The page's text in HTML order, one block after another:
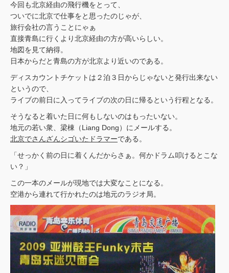
今回も北京経由の飛行機をとって、
ついでに北京で仕事をと思ったのじゃが、
旅行会社の言うことにゃぁ
直接青島に行くより北京経由の方が高いらしい。
地図を見て納得。
日本からだと青島の方が北京より近いのである。
ディスカウントチケットは２泊３日からじゃないと発行出来ない
というので、
ライブの前日に入ってライブの次の日に帰るという行程となる。
そうなると着いた日に何もしないのはもったいない。
地元の若い衆、梁棟（Liang Dong）にメールする。
北京でさんざんシゴいたドラマーである。
「せっかく前の日に着くんだからさぁ。何かドラム叩けるとこな
い？」
この一本のメールが現地では大変なことになる。
空港から連れて行かれたのは地元のラジオ局。